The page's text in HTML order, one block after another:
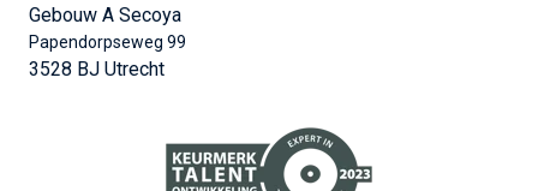
Gebouw A Secoya
Papendorpseweg 99
3528 BJ Utrecht